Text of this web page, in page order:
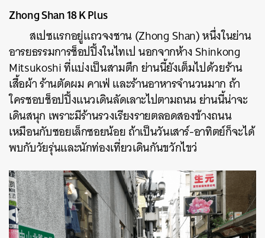
Zhong Shan 18 K Plus
สเปซแรกอยู่แถวจงชาน (Zhong Shan) หนึ่งในย่าน
อารยธรรมการช็อปปิ้งในไทเป นอกจากห้าง Shinkong
Mitsukoshi ที่แบ่งเป็นสามตึก ย่านนี้ยังเต็มไปด้วยร้าน
เสื้อผ้า ร้านตัดผม คาเฟ่ และร้านอาหารจำนวนมาก ถ้า
ใครชอบช็อปปิ้งแนวเดินลัดเลาะไปตามถนน ย่านนี้น่าจะ
เดินสนุก เพราะมีร้านรวงเรียงรายตลอดสองข้างถนน
เหมือนกับซอยเล็กซอยน้อย ถ้าเป็นวันเสาร์-อาทิตย์ก็จะได้
พบกับวัยรุ่นและนักท่องเที่ยวเดินกันขวักไขว่